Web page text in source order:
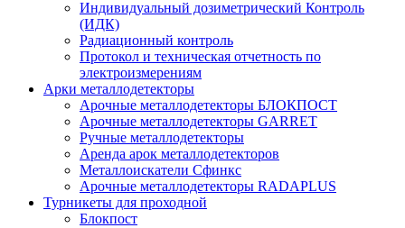
Индивидуальный дозиметрический Контроль
(ИДК)
Радиационный контроль
Протокол и техническая отчетность по
электроизмерениям
Арки металлодетекторы
Арочные металлодетекторы БЛОКПОСТ
Арочные металлодетекторы GARRET
Ручные металлодетекторы
Аренда арок металлодетекторов
Металлоискатели Сфинкс
Арочные металлодетекторы RADAPLUS
Турникеты для проходной
Блокпост